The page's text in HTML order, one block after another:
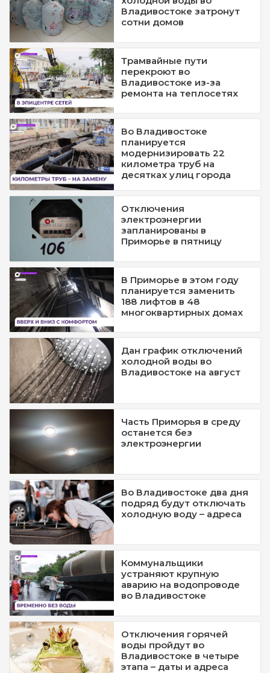
Владивостоке затронут
сотни домов
Трамвайные пути
перекроют во
Владивостоке из-за
ремонта на теплосетях
Во Владивостоке
планируется
модернизировать 22
километра труб на
десятках улиц города
Отключения
электроэнергии
запланированы в
Приморье в пятницу
В Приморье в этом году
планируется заменить
188 лифтов в 48
многоквартирных домах
Дан график отключений
холодной воды во
Владивостоке на август
Часть Приморья в среду
останется без
электроэнергии
Во Владивостоке два дня
подряд будут отключать
холодную воду – адреса
Коммунальщики
устраняют крупную
аварию на водопроводе
во Владивостоке
Отключения горячей
воды пройдут во
Владивостоке в четыре
этапа – даты и адреса